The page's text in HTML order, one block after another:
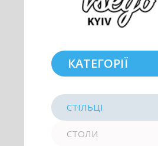
КАТЕГОРІЇ
СТІЛЬЦІ
СТОЛИ